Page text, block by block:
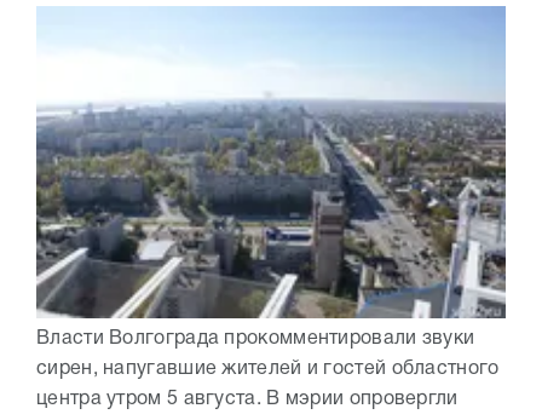
Власти Волгограда прокомментировали звуки
сирен, напугавшие жителей и гостей областного
центра утром 5 августа. В мэрии опровергли